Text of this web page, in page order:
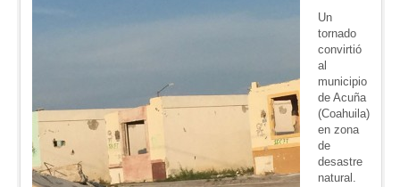
Un
tornado
convirtió
al
municipio
de Acuña
(Coahuila)
en zona
de
desastre
natural.